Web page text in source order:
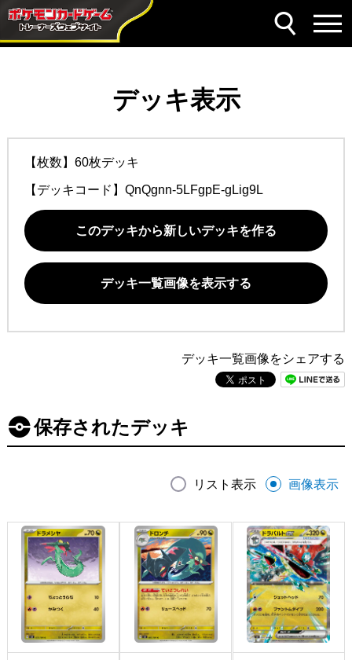
デッキ表示
【枚数】60枚デッキ
【デッキコード】 QnQgnn-5LFgpE-gLig9L
このデッキから新しいデッキを作る
デッキ一覧画像を表示する
デッキ一覧画像をシェアする
保存されたデッキ
リスト表示 画像表示